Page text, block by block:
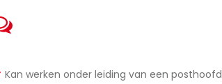
Kan werken onder leiding van een posthoofd